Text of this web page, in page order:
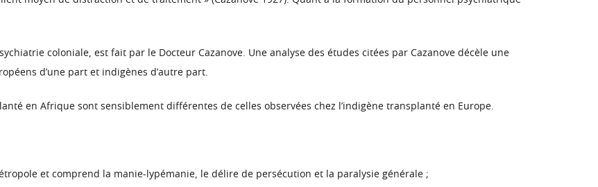
coloniale, est fait par le Docteur Cazanove. Une analyse des études citées par Cazanove décèle une
d’une part et indigènes d’autre part.
en Afrique sont sensiblement différentes de celles observées chez l’indigène transplanté en Europe.
et comprend la manie-lypémanie, le délire de persécution et la paralysie générale ;